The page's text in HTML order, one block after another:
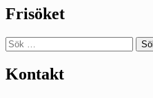
Frisöket
Sök
efter:
Kontakt